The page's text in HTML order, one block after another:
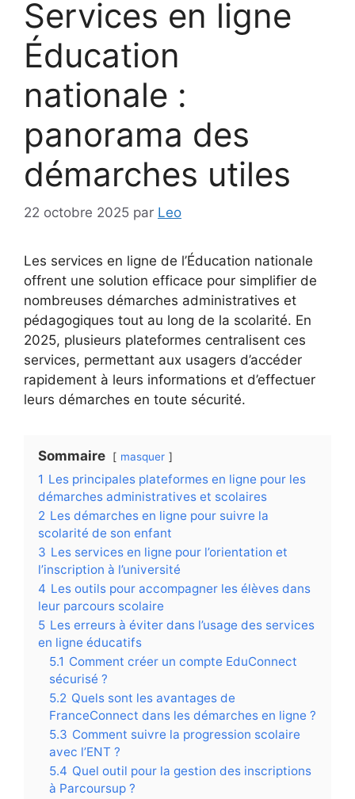
Services en ligne
Éducation
nationale :
panorama des
démarches utiles
22 octobre 2025 par Leo
Les services en ligne de l’Éducation nationale
offrent une solution efficace pour simplifier de
nombreuses démarches administratives et
pédagogiques tout au long de la scolarité. En
2025, plusieurs plateformes centralisent ces
services, permettant aux usagers d’accéder
rapidement à leurs informations et d’effectuer
leurs démarches en toute sécurité.
Sommaire masquer
1 Les principales plateformes en ligne pour les
démarches administratives et scolaires
2 Les démarches en ligne pour suivre la
scolarité de son enfant
3 Les services en ligne pour l’orientation et
l’inscription à l’université
4 Les outils pour accompagner les élèves dans
leur parcours scolaire
5 Les erreurs à éviter dans l’usage des services
en ligne éducatifs
5.1 Comment créer un compte EduConnect
sécurisé ?
5.2 Quels sont les avantages de
FranceConnect dans les démarches en ligne ?
5.3 Comment suivre la progression scolaire
avec l’ENT ?
5.4 Quel outil pour la gestion des inscriptions
à Parcoursup ?